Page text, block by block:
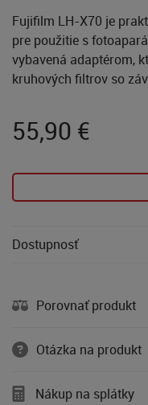
Fujifilm LH-X70 je
pre použitie s
vybavená adaptérom,
kruhových filtrov so
55,90 €
Dostupnosť
Porovnať produkt
Otázka na produkt
Nákup na splátky